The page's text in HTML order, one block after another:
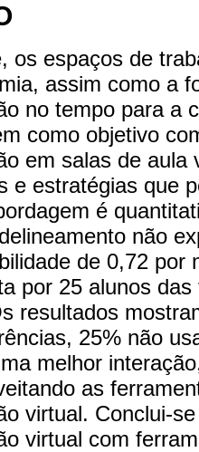
os espaços de
assim como a
no tempo para a
como objetivo
em salas de aula
e estratégias que
é
não
de 0,72 por
por 25 alunos
resultados
25% não
melhor
as
virtual. Conclui-
virtual com